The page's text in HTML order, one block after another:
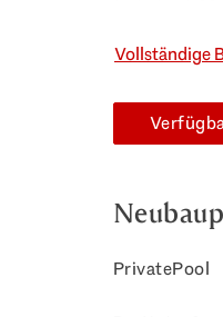
Vollständige
PrivatePool